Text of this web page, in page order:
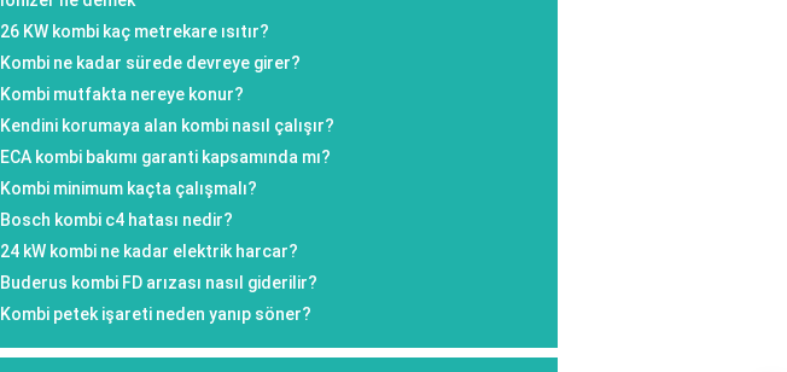
26 KW kombi kaç metrekare ısıtır?
Kombi ne kadar sürede devreye girer?
Kombi mutfakta nereye konur?
Kendini korumaya alan kombi nasıl çalışır?
ECA kombi bakımı garanti kapsamında mı?
Kombi minimum kaçta çalışmalı?
Bosch kombi c4 hatası nedir?
24 kW kombi ne kadar elektrik harcar?
Buderus kombi FD arızası nasıl giderilir?
Kombi petek işareti neden yanıp söner?